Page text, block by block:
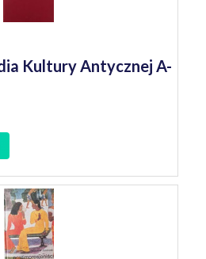
Kultury Antycznej A-